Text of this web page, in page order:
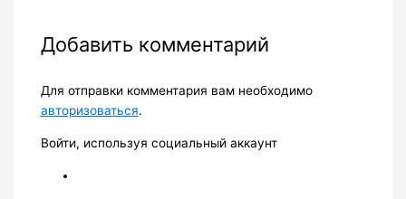
Добавить комментарий
Для отправки комментария вам необходимо
авторизоваться.
Войти, используя социальный аккаунт